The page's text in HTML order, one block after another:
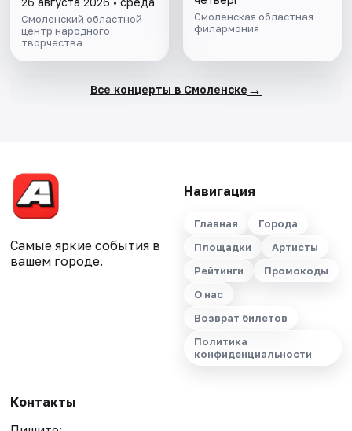
Смоленский областной
центр народного
творчества
Смоленская областная
филармония
Все концерты в Смоленске →
Самые яркие события в
вашем городе.
Навигация
Главная
Города
Площадки
Артисты
Рейтинги
Промокоды
О нас
Возврат билетов
Политика
конфиденциальности
Контакты